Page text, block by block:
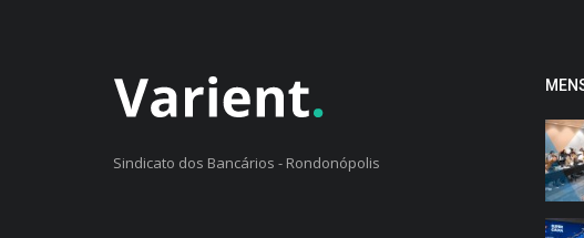
Sindicato dos Bancários - Rondonópolis